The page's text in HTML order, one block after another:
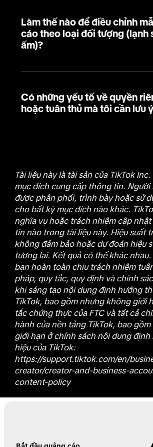
Làm thế nào để điều chỉnh
cáo theo loại đối tượng (lạnh
ấm)?
Có những yếu tố về quyền
hoặc tuân thủ mà tôi cần lưu
Tài liệu này là tài sản của TikTok
mục đích cung cấp thông tin. Người
được phân phối, trình bày hoặc sử
cho bất kỳ mục đích nào khác.
nghĩa vụ hoặc trách nhiệm cập
tin nào trong tài liệu này. Hiệu suất
không đảm bảo hoặc dự đoán hiệu
tương lai. Kết quả có thể khác
bạn hoàn toàn chịu trách nhiệm
pháp, quy tắc, quy định và chính
khi sáng tạo nội dung định hướng
TikTok, bao gồm nhưng không giới
tắc chứng thực của FTC và tất cả
hành của nền tảng TikTok, bao
giới hạn ở chính sách nội dung
hiệu của TikTok:
https://support.tiktok.com/en/
creator/creator-and-business-
content-policy